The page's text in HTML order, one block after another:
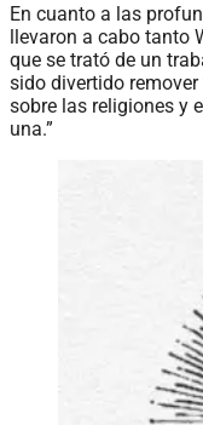
En cuanto a las
llevaron a cabo tanto
que se trató de un
sido divertido
sobre las religiones y
una.”